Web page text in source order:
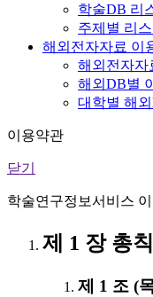
학술DB 리
주제별 리
해외전자자료 이
해외전자자
해외DB별
대학별 해
이용약관
닫기
학술연구정보서비스
제 1 장 총칙
제 1 조 (